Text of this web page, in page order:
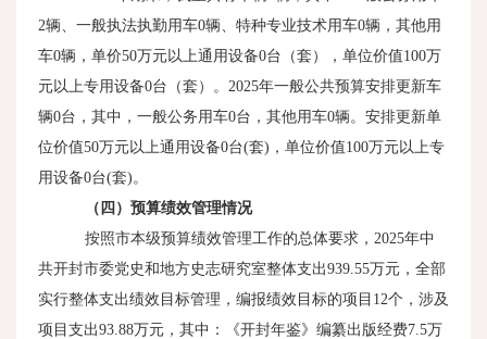
2辆、一般执法执勤用车0辆、特种专业技术用车0辆，其他用
车0辆，单价50万元以上通用设备0台（套），单位价值100万
元以上专用设备0台（套）。 2025年一般公共预算安排更新车
辆0台，其中，一般公务用车0台，其他用车0辆。安排更新单
位价值50万元以上通用设备0台(套) ，单位价值100万元以上专
用设备0台(套)。
（四）预算绩效管理情况
按照市本级预算绩效管理工作的总体要求， 2025年中
共开封市委党史和地方史志研究室整体支出939.55万元，全部
实行整体支出绩效目标管理，编报绩效目标的项目 12个，涉及
项目支出93.88万元，其中：《开封年鉴》编纂出版经费7.5万